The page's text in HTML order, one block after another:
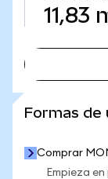
11,83
Formas de
Comprar
Empieza